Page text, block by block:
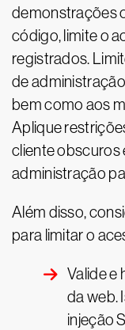
demonstrações
código, limite o
registrados.
de
bem como aos
Aplique
cliente obscuros
administração
Além disso,
para limitar o
Valide e
da web.
injeção